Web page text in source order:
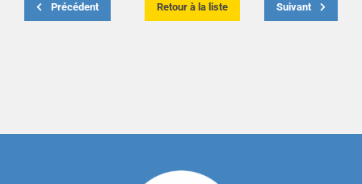
Précédent Retour à la liste Suivant